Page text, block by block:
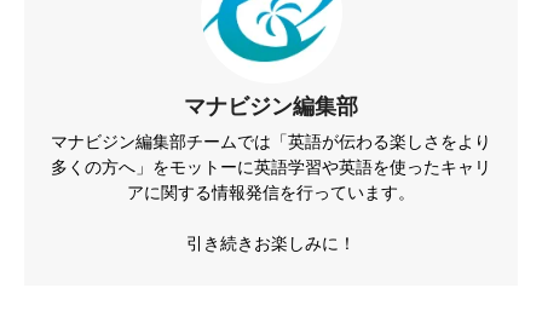
マナビジン編集部
マナビジン編集部チームでは「英語が伝わる楽しさをより
多くの方へ」をモットーに英語学習や英語を使ったキャリ
アに関する情報発信を行っています。
引き続きお楽しみに！